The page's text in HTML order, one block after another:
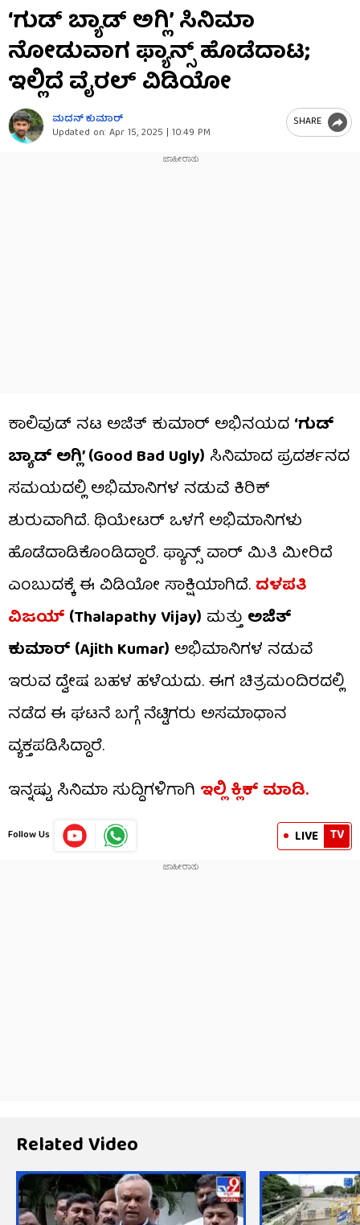
seconds
56
seconds
‘ಗುಡ್ ಬ್ಯಾಡ್ ಅಗ್ಲಿ’ ಸಿನಿಮಾ
ನೋಡುವಾಗ ಫ್ಯಾನ್ಸ್ ಹೊಡೆದಾಟ;
ಇಲ್ಲಿದೆ ವೈರಲ್ ವಿಡಿಯೋ
ಮದನ್​ ಕುಮಾರ್​
Updated on: Apr 15, 2025 | 10:49 PM
SHARE
ಕಾಲಿವುಡ್ ನಟ ಅಜಿತ್ ಕುಮಾರ್ ಅಭಿನಯದ ‘ಗುಡ್
ಬ್ಯಾಡ್ ಅಗ್ಲಿ’ (Good Bad Ugly) ಸಿನಿಮಾದ ಪ್ರದರ್ಶನದ
ಸಮಯದಲ್ಲಿ ಅಭಿಮಾನಿಗಳ ನಡುವೆ ಕಿರಿಕ್
ಶುರುವಾಗಿದೆ. ಥಿಯೇಟರ್​ ಒಳಗೆ ಅಭಿಮಾನಿಗಳು
ಹೊಡೆದಾಡಿಕೊಂಡಿದ್ದಾರೆ. ಫ್ಯಾನ್ಸ್ ವಾರ್ ಮಿತಿ ಮೀರಿದೆ
ಎಂಬುದಕ್ಕೆ ಈ ವಿಡಿಯೋ ಸಾಕ್ಷಿಯಾಗಿದೆ. ದಳಪತಿ
ವಿಜಯ್ (Thalapathy Vijay) ಮತ್ತುಅಜಿತ್
ಕುಮಾರ್​ (Ajith Kumar) ಅಭಿಮಾನಿಗಳ ನಡುವೆ
ಇರುವ ದ್ವೇಷ ಬಹಳ ಹಳೆಯದು. ಈಗ ಚಿತ್ರಮಂದಿರದಲ್ಲಿ
ನಡೆದ ಈ ಘಟನೆ ಬಗ್ಗೆ ನೆಟ್ಟಿಗರು ಅಸಮಾಧಾನ
ವ್ಯಕ್ತಪಡಿಸಿದ್ದಾರೆ.
​ಇನ್ನಷ್ಟು ಸಿನಿಮಾ ಸುದ್ದಿಗಳಿಗಾಗಿ ಇಲ್ಲಿ ಕ್ಲಿಕ್​ ಮಾಡಿ.
Follow Us LIVE TV
Related Video